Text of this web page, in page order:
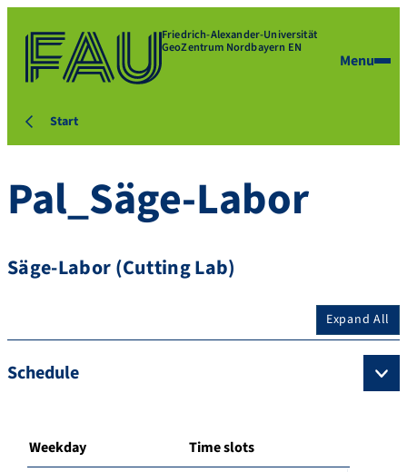
Friedrich-Alexander-Universität
GeoZentrum Nordbayern EN
Menu
Start
Pal_Säge-Labor
Säge-Labor (Cutting Lab)
Expand All
Schedule
Weekday Time slots